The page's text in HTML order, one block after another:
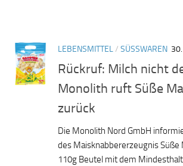
LEBENSMITTEL/ SÜSSWAREN
Rückruf: Milch nicht
Monolith ruft Süße
zurück
Die Monolith Nord GmbH
des Maisknabbererzeugnis Süße
110g Beutel mit dem